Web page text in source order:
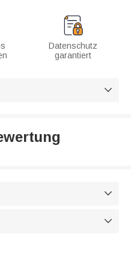
Datenschutz
garantiert


